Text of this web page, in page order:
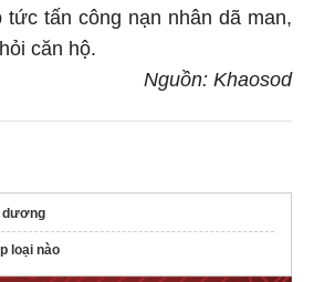
tức tấn công nạn nhân dã man,
căn hộ.
Nguồn: Khaosod
dương
loại nào